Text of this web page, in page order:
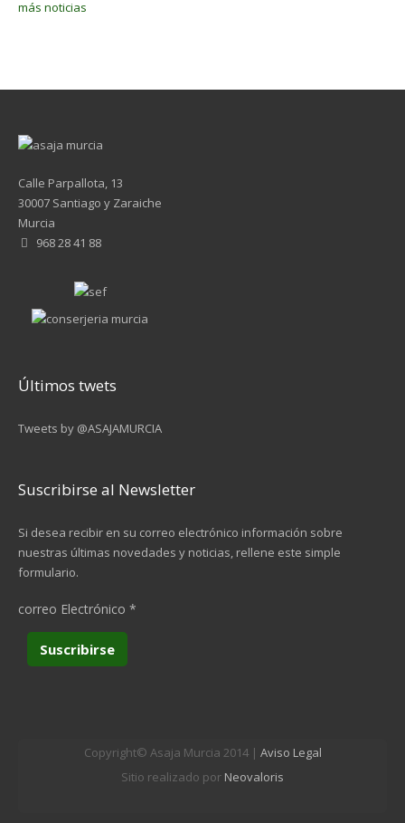
más noticias
Calle Parpallota, 13
30007 Santiago y Zaraiche
Murcia
968 28 41 88
Últimos twets
Tweets by @ASAJAMURCIA
Suscribirse al Newsletter
Si desea recibir en su correo electrónico información sobre
nuestras últimas novedades y noticias, rellene este simple
formulario.
correo Electrónico *
Copyright© Asaja Murcia 2014 | Aviso Legal
Sitio realizado por Neovaloris